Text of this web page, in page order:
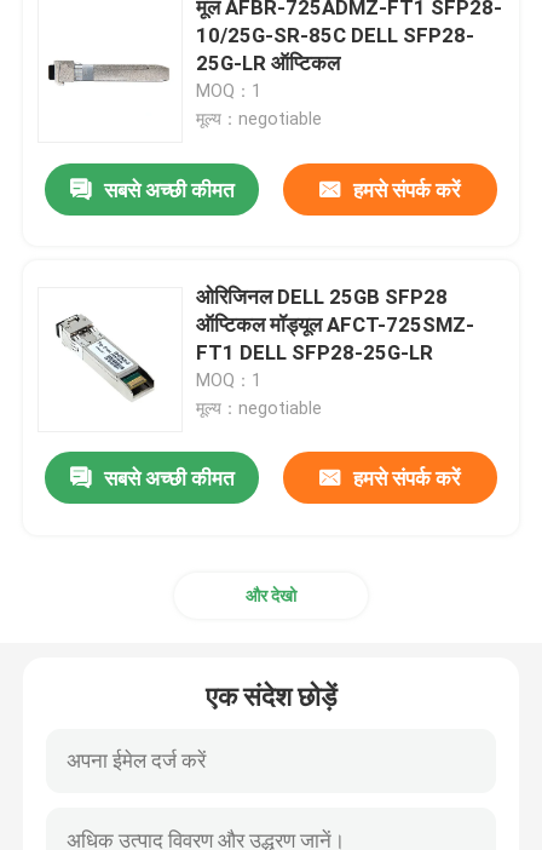
सिस्को एसएफपी मॉड्यूल
40जी क्यूएसएफपी+ ट्रांसीवर
एसएफपी ऑप्टिकल ट्रांसीवर
डीएसी/एओसी ऑप्टिकल केबल
मूल AFBR-725ADMZ-FT1 SFP28-
10/25G-SR-85C DELL SFP28-
25G-LR ऑप्टिकल
MOQ：1
मूल्य：negotiable
सबसे अच्छी कीमत हमसे संपर्क करें
ओरिजिनल DELL 25GB SFP28
ऑप्टिकल मॉड्यूल AFCT-725SMZ-
FT1 DELL SFP28-25G-LR
MOQ：1
मूल्य：negotiable
सबसे अच्छी कीमत हमसे संपर्क करें
और देखो
एक संदेश छोड़ें